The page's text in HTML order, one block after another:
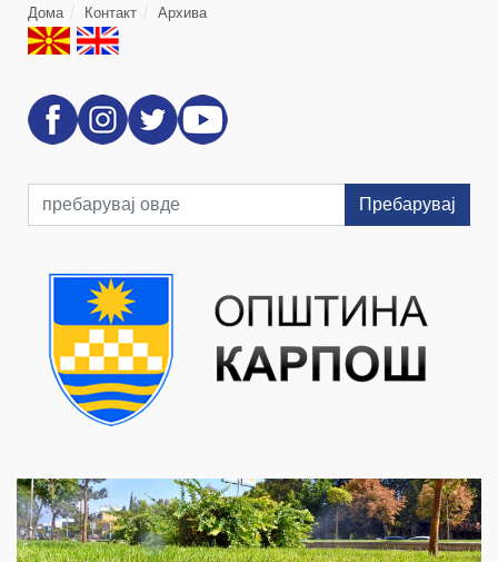
Дома Контакт Архива
Пребарувај